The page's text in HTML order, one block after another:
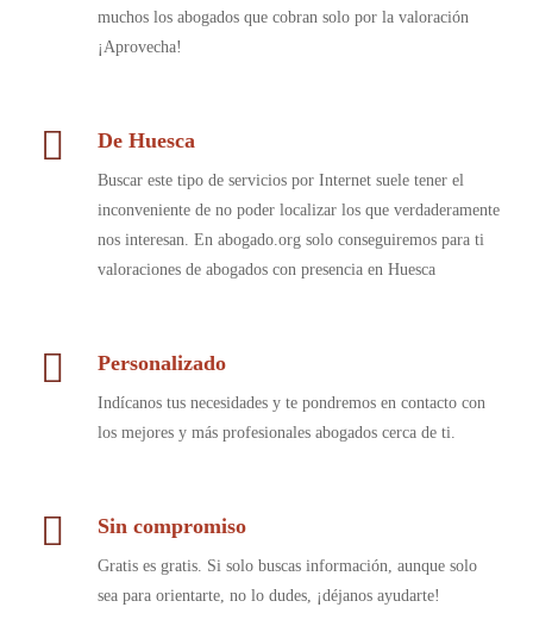
muchos los abogados que cobran solo por la valoración
¡Aprovecha!
De Huesca
Buscar este tipo de servicios por Internet suele tener el
inconveniente de no poder localizar los que verdaderamente
nos interesan. En abogado.org solo conseguiremos para ti
valoraciones de abogados con presencia en Huesca
Personalizado
Indícanos tus necesidades y te pondremos en contacto con
los mejores y más profesionales abogados cerca de ti.
Sin compromiso
Gratis es gratis. Si solo buscas información, aunque solo
sea para orientarte, no lo dudes, ¡déjanos ayudarte!